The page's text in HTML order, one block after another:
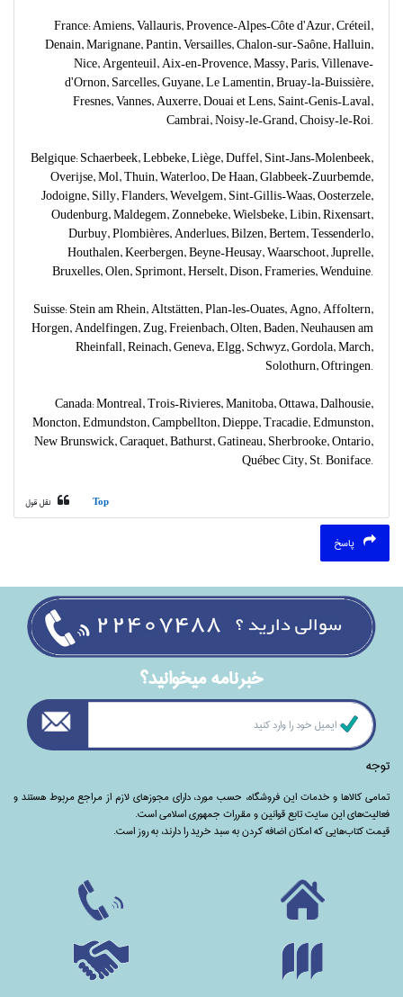
France: Amiens, Vallauris, Provence-Alpes-Côte d'Azur, Créteil,
Denain, Marignane, Pantin, Versailles, Chalon-sur-Saône, Halluin,
Nice, Argenteuil, Aix-en-Provence, Massy, Paris, Villenave-
d'Ornon, Sarcelles, Guyane, Le Lamentin, Bruay-la-Buissière,
Fresnes, Vannes, Auxerre, Douai et Lens, Saint-Genis-Laval,
Cambrai, Noisy-le-Grand, Choisy-le-Roi.
Belgique: Schaerbeek, Lebbeke, Liège, Duffel, Sint-Jans-Molenbeek,
Overijse, Mol, Thuin, Waterloo, De Haan, Glabbeek-Zuurbemde,
Jodoigne, Silly, Flanders, Wevelgem, Sint-Gillis-Waas, Oosterzele,
Oudenburg, Maldegem, Zonnebeke, Wielsbeke, Libin, Rixensart,
Durbuy, Plombières, Anderlues, Bilzen, Bertem, Tessenderlo,
Houthalen, Keerbergen, Beyne-Heusay, Waarschoot, Juprelle,
Bruxelles, Olen, Sprimont, Herselt, Dison, Frameries, Wenduine.
Suisse: Stein am Rhein, Altstätten, Plan-les-Ouates, Agno, Affoltern,
Horgen, Andelfingen, Zug, Freienbach, Olten, Baden, Neuhausen am
Rheinfall, Reinach, Geneva, Elgg, Schwyz, Gordola, March,
Solothurn, Oftringen.
Canada: Montreal, Trois-Rivieres, Manitoba, Ottawa, Dalhousie,
Moncton, Edmundston, Campbellton, Dieppe, Tracadie, Edmunston,
New Brunswick, Caraquet, Bathurst, Gatineau, Sherbrooke, Ontario,
Québec City, St. Boniface.
Top نقل قول
پاسخ
خبرنامه ميخوانيد؟
توجه
تمامی‌ کالاها و خدمات این فروشگاه، حسب مورد،‌ دارای مجوزهای لازم از مراجع مربوط هستند ‌و‌‌
فعالیت‌های این سایت تابع قوانین و مقررات جمهوری اسلامی است.
قیمت کتاب‌هایی که امکان اضافه کردن به سبد خرید را دارند،‌ به روز است.